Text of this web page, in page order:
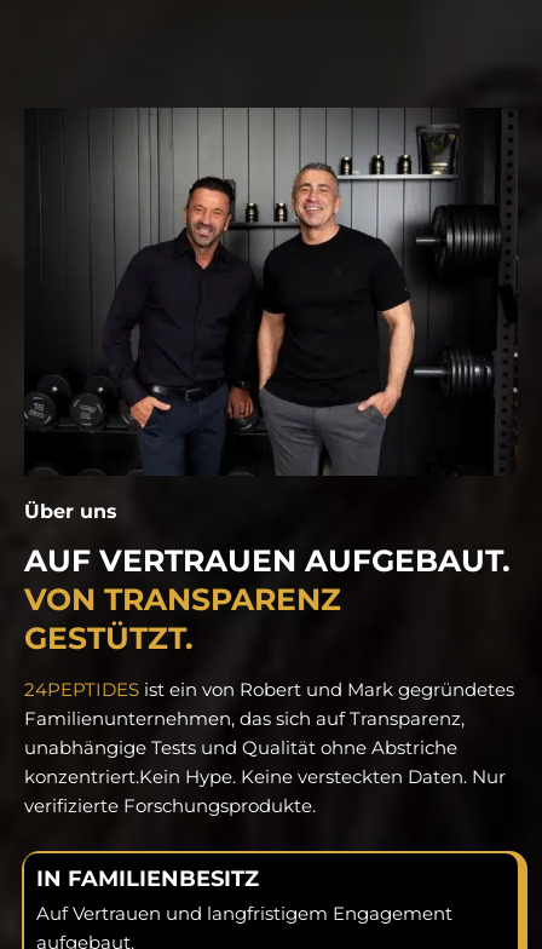
Über uns
AUF VERTRAUEN AUFGEBAUT.
VON TRANSPARENZ
GESTÜTZT.
24PEPTIDES ist ein von Robert und Mark gegründetes
Familienunternehmen, das sich auf Transparenz,
unabhängige Tests und Qualität ohne Abstriche
konzentriert.Kein Hype. Keine versteckten Daten. Nur
verifizierte Forschungsprodukte.
IN FAMILIENBESITZ
Auf Vertrauen und langfristigem Engagement
aufgebaut.